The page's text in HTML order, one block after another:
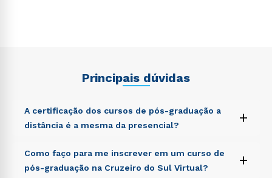
Principais dúvidas
A certificação dos cursos de pós-graduação a
distância é a mesma da presencial?
+
Sed ut perspiciatis unde omnis iste natus error sit
voluptatem accusantium doloremque laudantium,
totam rem aperiam, eaque ipsa quae ab illo inventore
Como faço para me inscrever em um curso de
pós-graduação na Cruzeiro do Sul Virtual?
+